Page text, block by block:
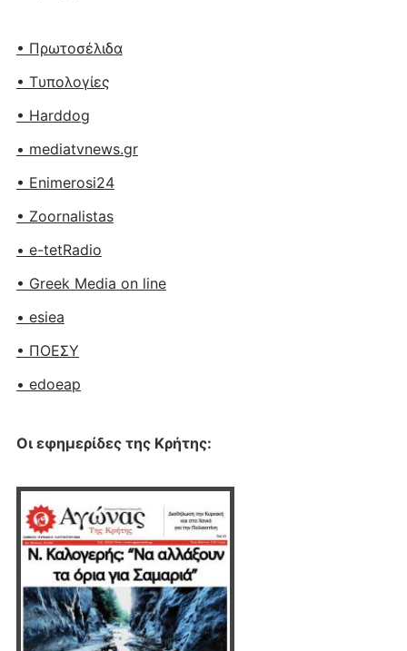
• Πρωτοσέλιδα
• Tυπολογίες
• Harddog
• mediatvnews.gr
• Enimerosi24
• Zoornalistas
• e-tetRadio
• Greek Media on line
• esiea
• ΠΟΕΣΥ
• edoeap
Οι εφημερίδες της Κρήτης: